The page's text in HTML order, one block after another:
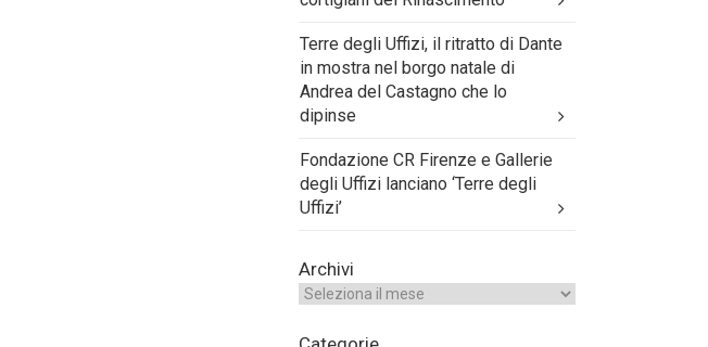
Terre degli Uffizi, il ritratto di Dante
in mostra nel borgo natale di
Andrea del Castagno che lo
dipinse
Fondazione CR Firenze e Gallerie
degli Uffizi lanciano ‘Terre degli
Uffizi’
Archivi